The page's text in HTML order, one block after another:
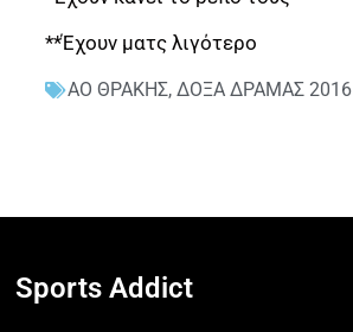
**Έχουν ματς λιγότερο
ΑΟ ΘΡΑΚΗΣ, ΔΟΞΑ ΔΡΑΜΑΣ 2016
Sports Addict